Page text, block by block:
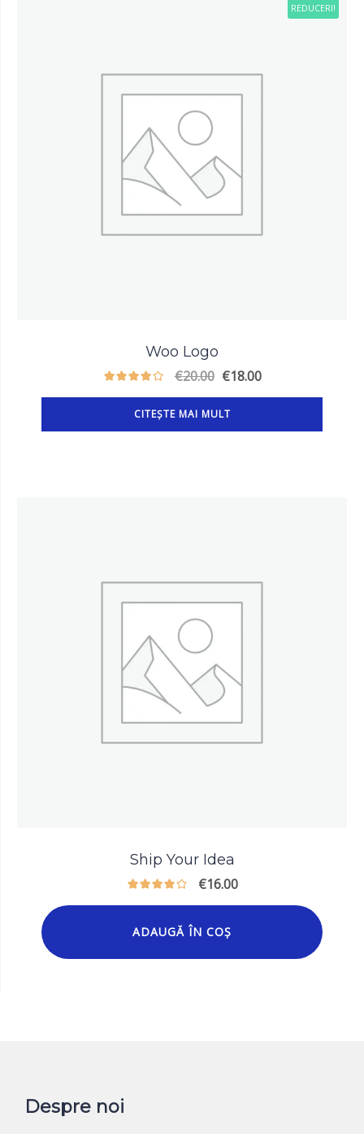
REDUCERI!
Woo Logo
€20.00 €18.00
CITEȘTE MAI MULT
Ship Your Idea
€16.00
ADAUGĂ ÎN COȘ
Despre noi